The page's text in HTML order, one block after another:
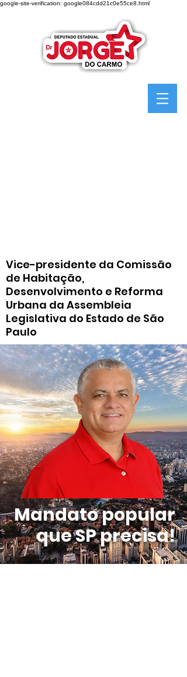
google-site-verification: google084cdd21c0e55ce8.html
Vice-presidente da Comissão
de Habitação,
Desenvolvimento e Reforma
Urbana da Assembleia
Legislativa do Estado de São
Paulo
Mandato popular
que SP precisa!